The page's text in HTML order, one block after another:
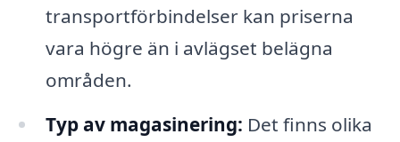
transportförbindelser kan priserna
vara högre än i avlägset belägna
områden.
Typ av magasinering: Det finns olika